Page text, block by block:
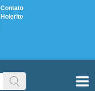
Contato
Holerite